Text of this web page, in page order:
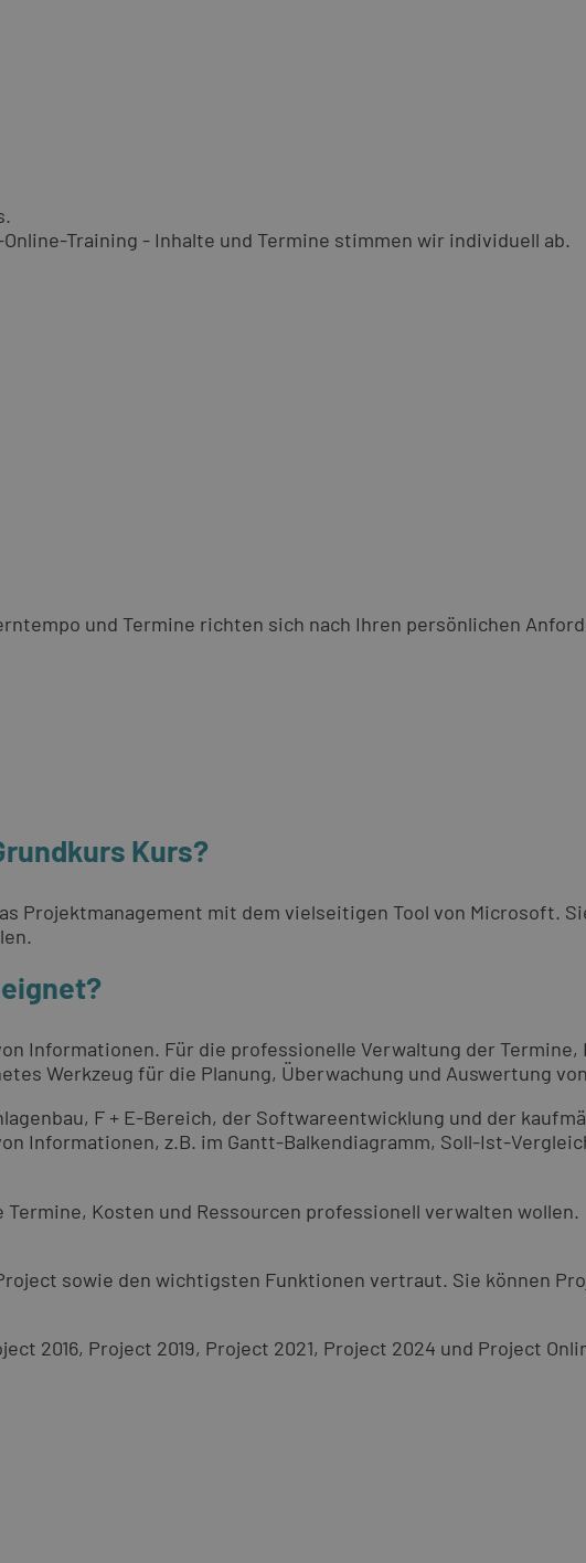
Training - Inhalte und Termine stimmen wir individuell ab.
und Termine richten sich nach Ihren persönlichen
Kurs?
Projektmanagement mit dem vielseitigen Tool von Microsoft.
Informationen. Für die professionelle Verwaltung der
Werkzeug für die Planung, Überwachung und Auswertung
F + E-Bereich, der Softwareentwicklung und der
Informationen, z.B. im Gantt-Balkendiagramm, Soll-Ist-
Kosten und Ressourcen professionell verwalten wollen.
sowie den wichtigsten Funktionen vertraut. Sie können
2016, Project 2019, Project 2021, Project 2024 und Project